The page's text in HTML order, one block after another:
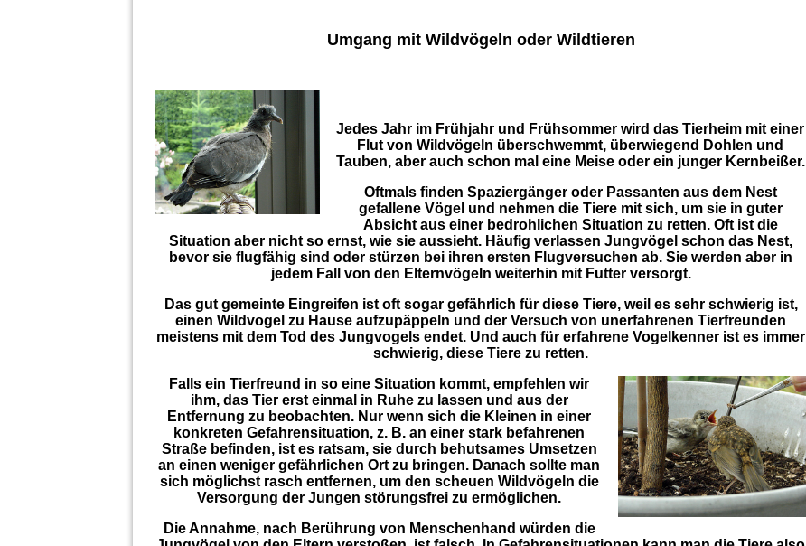
Umgang mit Wildvögeln oder Wildtieren
Jedes Jahr im Frühjahr und Frühsommer wird das Tierheim mit einer
Flut von Wildvögeln überschwemmt, überwiegend Dohlen und
Tauben, aber auch schon mal eine Meise oder ein junger Kernbeißer.
Oftmals finden Spaziergänger oder Passanten aus dem Nest
gefallene Vögel und nehmen die Tiere mit sich, um sie in guter
Absicht aus einer bedrohlichen Situation zu retten. Oft ist die
Situation aber nicht so ernst, wie sie aussieht. Häufig verlassen Jungvögel schon das Nest,
bevor sie flugfähig sind oder stürzen bei ihren ersten Flugversuchen ab. Sie werden aber in
jedem Fall von den Elternvögeln weiterhin mit Futter versorgt.
Das gut gemeinte Eingreifen ist oft sogar gefährlich für diese Tiere, weil es sehr schwierig ist,
einen Wildvogel zu Hause aufzupäppeln und der Versuch von unerfahrenen Tierfreunden
meistens mit dem Tod des Jungvogels endet. Und auch für erfahrene Vogelkenner ist es immer
schwierig, diese Tiere zu retten.
Falls ein Tierfreund in so eine Situation kommt, empfehlen wir
ihm, das Tier erst einmal in Ruhe zu lassen und aus der
Entfernung zu beobachten. Nur wenn sich die Kleinen in einer
konkreten Gefahrensituation, z. B. an einer stark befahrenen
Straße befinden, ist es ratsam, sie durch behutsames Umsetzen
an einen weniger gefährlichen Ort zu bringen. Danach sollte man
sich möglichst rasch entfernen, um den scheuen Wildvögeln die
Versorgung der Jungen störungsfrei zu ermöglichen.
Die Annahme, nach Berührung von Menschenhand würden die